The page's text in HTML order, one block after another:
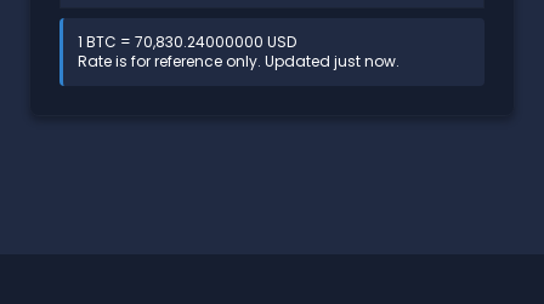
1 BTC = 70,830.24000000 USD
Rate is for reference only. Updated just now.